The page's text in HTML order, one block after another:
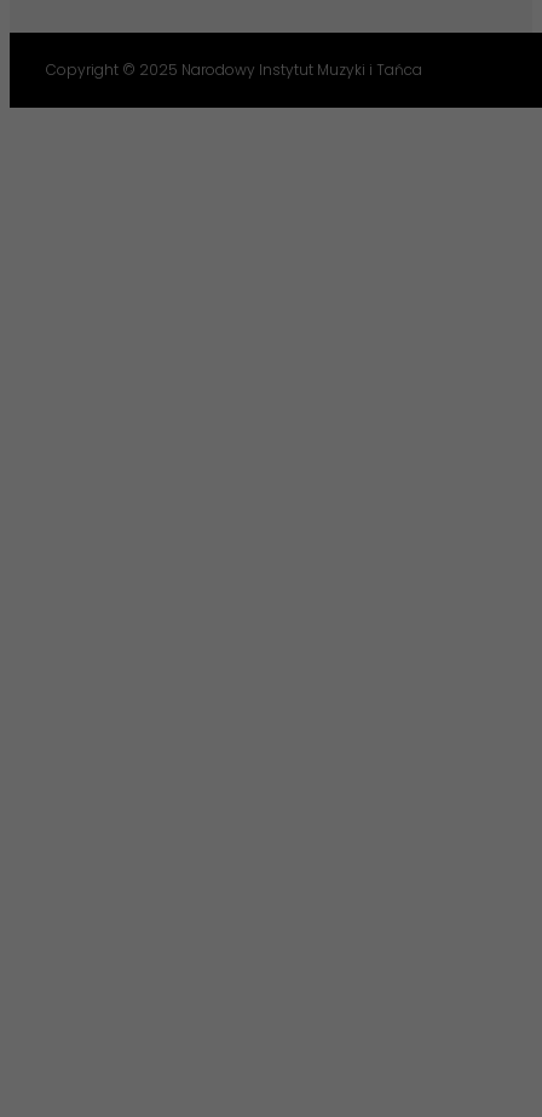
Copyright © 2025 Narodowy Instytut Muzyki i Tańca